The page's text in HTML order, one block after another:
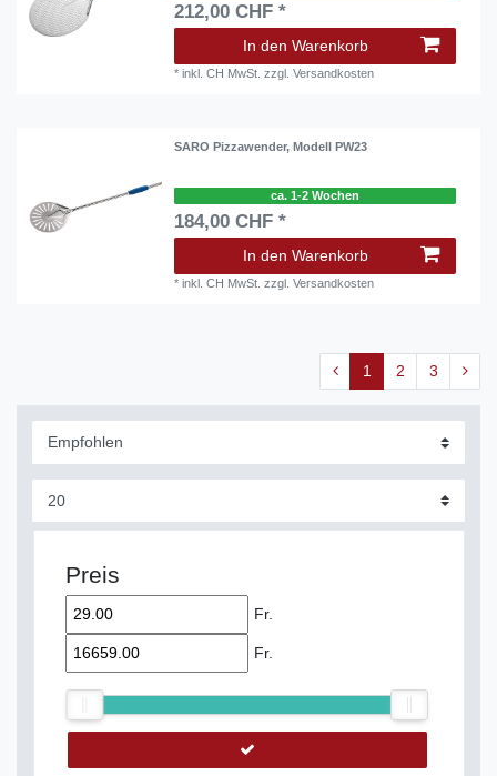
212,00 CHF *
In den Warenkorb
*inkl. CH MwSt. zzgl.Versandkosten
SARO Pizzawender, Modell PW23
ca. 1-2 Wochen
184,00 CHF *
In den Warenkorb
*inkl. CH MwSt. zzgl.Versandkosten
1 2 3
Preis
Fr.
Fr.